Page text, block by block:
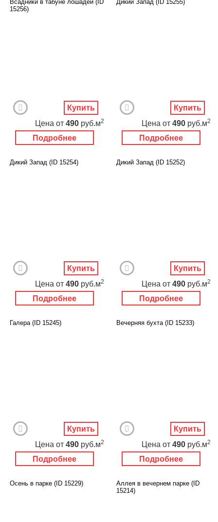
Всадники в табуне лошадей (ID
15256)
Подробнее
Цена от 490 руб.м2
Купить
Дикий Запад (ID 15255)
Подробнее
Цена от 490 руб.м2
Купить
Дикий Запад (ID 15254)
Подробнее
Цена от 490 руб.м2
Купить
Дикий Запад (ID 15252)
Подробнее
Цена от 490 руб.м2
Купить
Галера (ID 15245)
Подробнее
Цена от 490 руб.м2
Купить
Вечерняя бухта (ID 15233)
Подробнее
Цена от 490 руб.м2
Купить
Осень в парке (ID 15229)
Аллея в вечернем парке (ID
15214)